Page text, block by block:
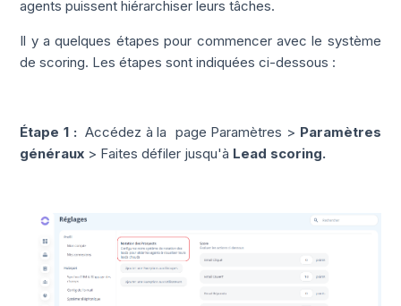
agents puissent hiérarchiser leurs tâches.
Il y a quelques étapes pour commencer avec le système
de scoring. Les étapes sont indiquées ci-dessous :
Étape 1 : Accédez à la page Paramètres > Paramètres
généraux > Faites défiler jusqu'à Lead scoring.